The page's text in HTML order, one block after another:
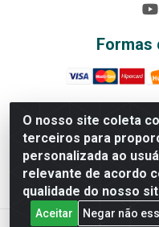
O nosso site coleta
terceiros para
personalizada ao
relevante de acordo
qualidade do nosso
Aceitar Negar não
Formas
Rede Brasil - Avenida
Américas II Etapa -
CNPJ